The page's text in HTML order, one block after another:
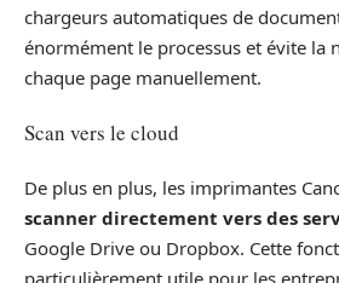
chargeurs automatiques de
énormément le processus et évite la
chaque page manuellement.
Scan vers le cloud
De plus en plus, les imprimantes
scanner directement vers des
Google Drive ou Dropbox. Cette
particulièrement utile pour les